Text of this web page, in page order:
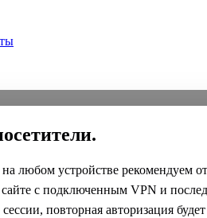
любом устройстве рекомендуем
с подключенным VPN и
повторная авторизация